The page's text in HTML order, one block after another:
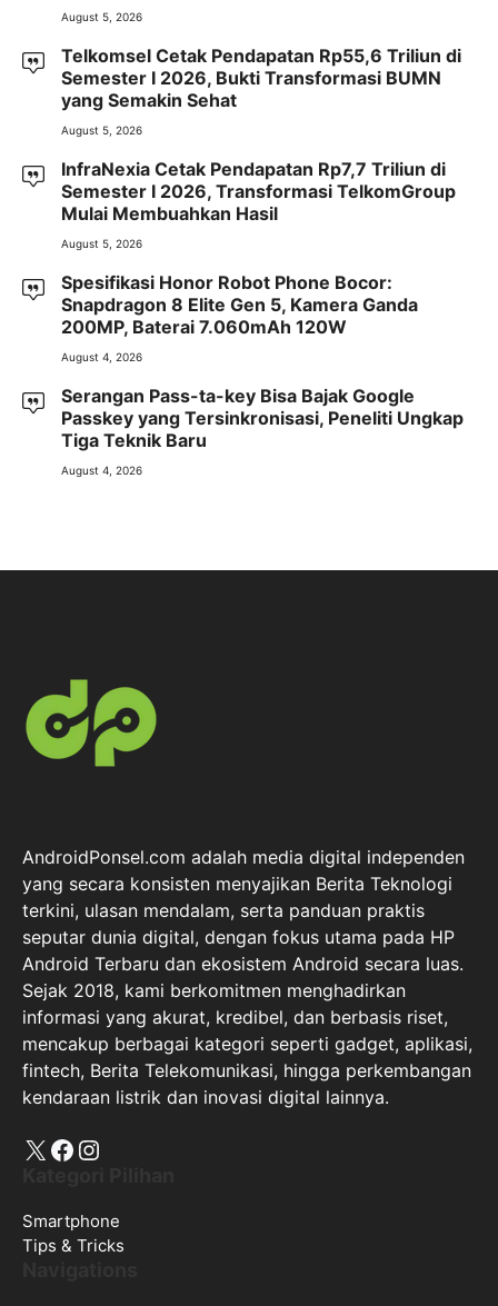
August 5, 2026
Telkomsel Cetak Pendapatan Rp55,6 Triliun di
Semester I 2026, Bukti Transformasi BUMN
yang Semakin Sehat
August 5, 2026
InfraNexia Cetak Pendapatan Rp7,7 Triliun di
Semester I 2026, Transformasi TelkomGroup
Mulai Membuahkan Hasil
August 5, 2026
Spesifikasi Honor Robot Phone Bocor:
Snapdragon 8 Elite Gen 5, Kamera Ganda
200MP, Baterai 7.060mAh 120W
August 4, 2026
Serangan Pass-ta-key Bisa Bajak Google
Passkey yang Tersinkronisasi, Peneliti Ungkap
Tiga Teknik Baru
August 4, 2026
AndroidPonsel.com adalah media digital independen
yang secara konsisten menyajikan Berita Teknologi
terkini, ulasan mendalam, serta panduan praktis
seputar dunia digital, dengan fokus utama pada HP
Android Terbaru dan ekosistem Android secara luas.
Sejak 2018, kami berkomitmen menghadirkan
informasi yang akurat, kredibel, dan berbasis riset,
mencakup berbagai kategori seperti gadget, aplikasi,
fintech, Berita Telekomunikasi, hingga perkembangan
kendaraan listrik dan inovasi digital lainnya.
X Facebook
Instagram
Smartphone
Tips & Tricks